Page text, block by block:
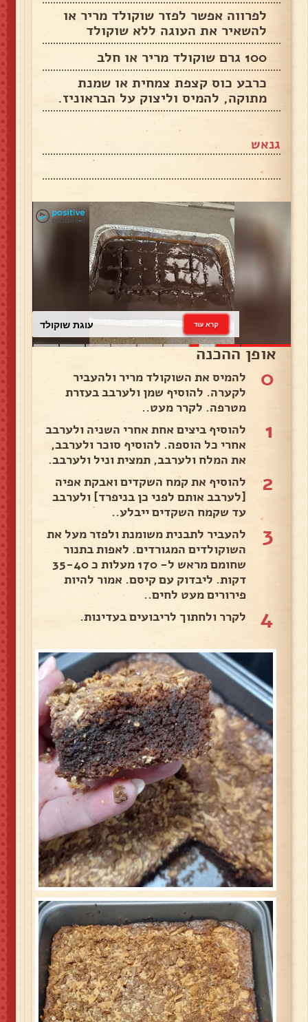
לפרווה אפשר לפזר שוקולד מריר או
להשאיר את העוגה ללא שוקולד
100 גרם שוקולד מריר או חלב
כרבע כוס קצפת צמחית או שמנת
מתוקה, להמיס וליצוק על הבראוניז.
גנאש
עוגת שוקולד קרא עוד
אופן ההכנה
0
להמיס את השוקולד מריר ולהעביר
לקערה. להוסיף שמן ולערבב בעזרת
מטרפה. לקרר מעט..
1
להוסיף ביצים אחת אחרי השניה ולערבב
אחרי כל הוספה. להוסיף סוכר ולערבב,
את המלח ולערבב, תמצית וניל ולערבב.
2
להוסיף את קמח השקדים ואבקת אפיה
[לערבב אותם לפני כן בניפרד] ולערבב
עד שקמח השקדים ייבלע..
3
להעביר לתבנית משומנת ולפזר מעל את
השוקולדים המגורדים. לאפות בתנור
שחומם מראש ל- 170 מעלות כ 35-40
דקות. ליבדוק עם קיסם. אמור להיות
פירורים מעט לחים..
4 לקרר ולחתוך לריבועים בעדינות.